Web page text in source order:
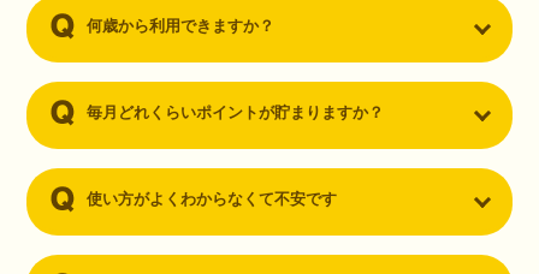
何歳から利用できますか？
毎月どれくらいポイントが貯まりますか？
使い方がよくわからなくて不安です